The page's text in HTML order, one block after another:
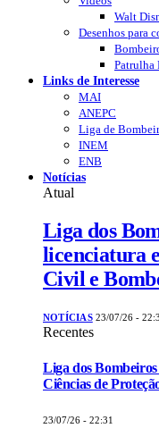
Walt
Desenhos para
Patrulha
Links de Interesse
MAI
ANEPC
Liga de
INEM
ENB
Notícias
Atual
Liga dos
licenciatura
Civil e
NOTÍCIAS 23/07/26 -
Recentes
Liga dos
Ciências de
23/07/26 - 22:31